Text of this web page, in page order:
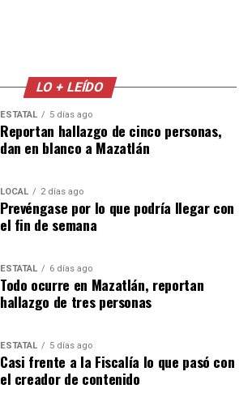
LO + LEÍDO
ESTATAL 5 días ago
Reportan hallazgo de cinco personas,
dan en blanco a Mazatlán
LOCAL 2 días ago
Prevéngase por lo que podría llegar con
el fin de semana
ESTATAL 6 días ago
Todo ocurre en Mazatlán, reportan
hallazgo de tres personas
ESTATAL 5 días ago
Casi frente a la Fiscalía lo que pasó con
el creador de contenido